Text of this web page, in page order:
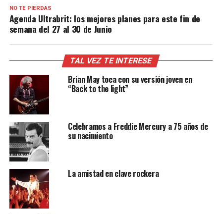
NO TE PIERDAS
Agenda Ultrabrit: los mejores planes para este fin de
semana del 27 al 30 de Junio
TAL VEZ TE INTERESE
Brian May toca con su versión joven en
“Back to the light”
Celebramos a Freddie Mercury a 75 años de
su nacimiento
La amistad en clave rockera